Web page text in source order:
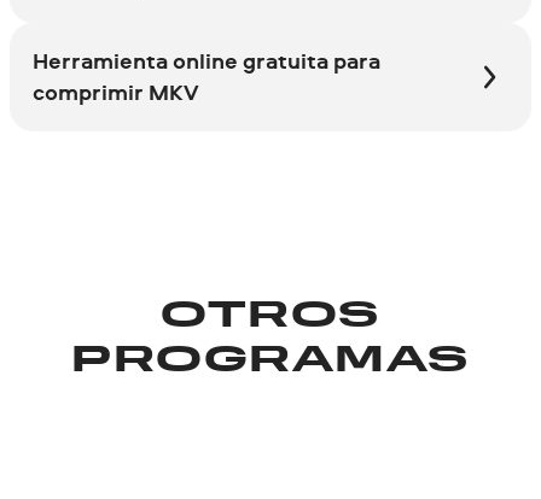
Herramienta online gratuita para
comprimir MKV
OTROS
PROGRAMAS